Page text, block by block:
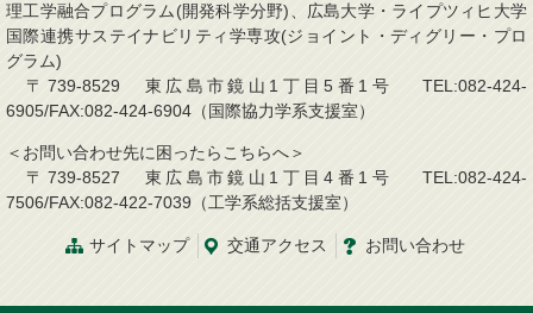
理工学融合プログラム(開発科学分野)、広島大学・ライプツィヒ大学
国際連携サステイナビリティ学専攻(ジョイント・ディグリー・プロ
グラム)
〒739-8529 東広島市鏡山1丁目5番1号 TEL:082-424-
6905/FAX:082-424-6904（国際協力学系支援室）
＜お問い合わせ先に困ったらこちらへ＞
〒739-8527 東広島市鏡山1丁目4番1号 TEL:082-424-
7506/FAX:082-422-7039（工学系総括支援室）
サイトマップ 交通アクセス お問い合わせ